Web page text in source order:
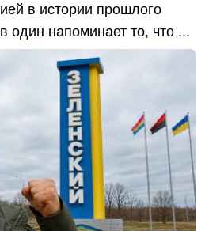
в истории прошлого
один напоминает то, что ...